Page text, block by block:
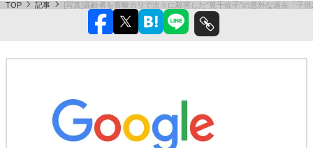
TOP 記事 [写真]高齢者を青酸カリで次々に殺害した“筧千佐子”の意外な過去「